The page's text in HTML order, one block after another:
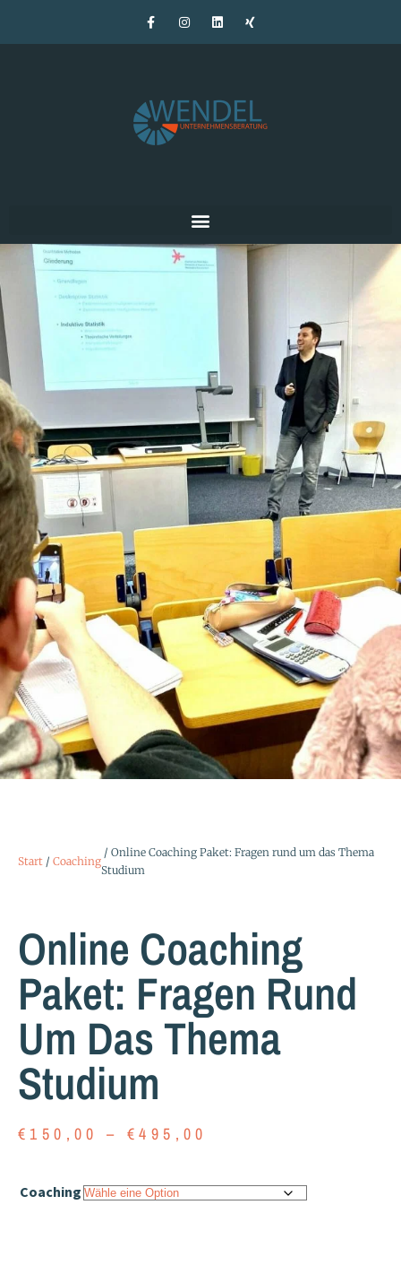
Start / Coaching
/ Online Coaching Paket: Fragen rund um das Thema
Studium
Online Coaching
Paket: Fragen Rund
Um Das Thema
Studium
€ 150,00 –€495,00
Coaching